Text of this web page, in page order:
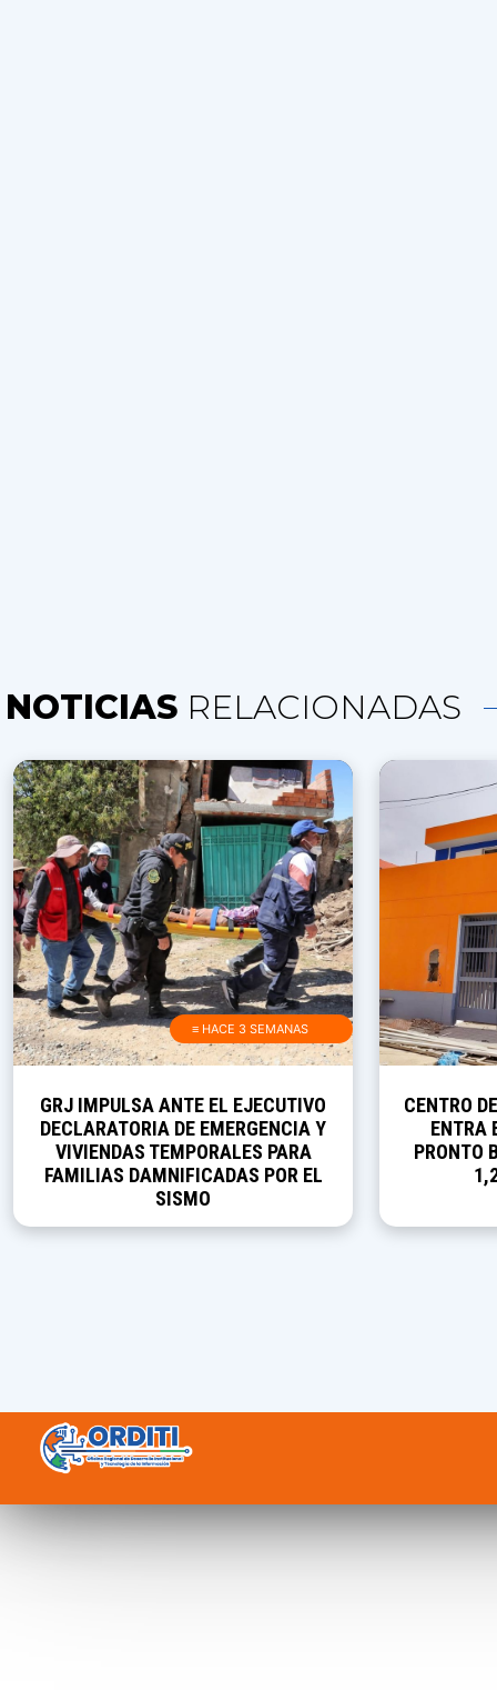
NOTICIAS RELACIONADAS
≡ HACE 3 SEMANAS
GRJ IMPULSA ANTE EL EJECUTIVO
DECLARATORIA DE EMERGENCIA Y
VIVIENDAS TEMPORALES PARA
FAMILIAS DAMNIFICADAS POR EL
SISMO
CENTRO
ENTRA
PRONTO